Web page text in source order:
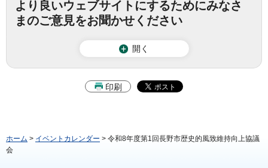
より良いウェブサイトにするためにみなさ
まのご意見をお聞かせください
開く
印刷
ホーム > イベントカレンダー > 令和8年度第1回長野市歴史的風致維持向上協議
会